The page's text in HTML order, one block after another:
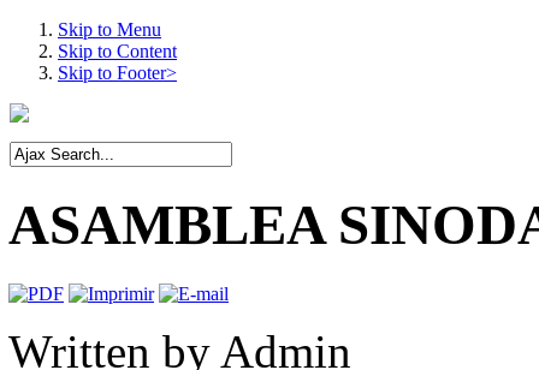
Skip to Menu
Skip to Content
Skip to Footer>
ASAMBLEA
Written by Admin